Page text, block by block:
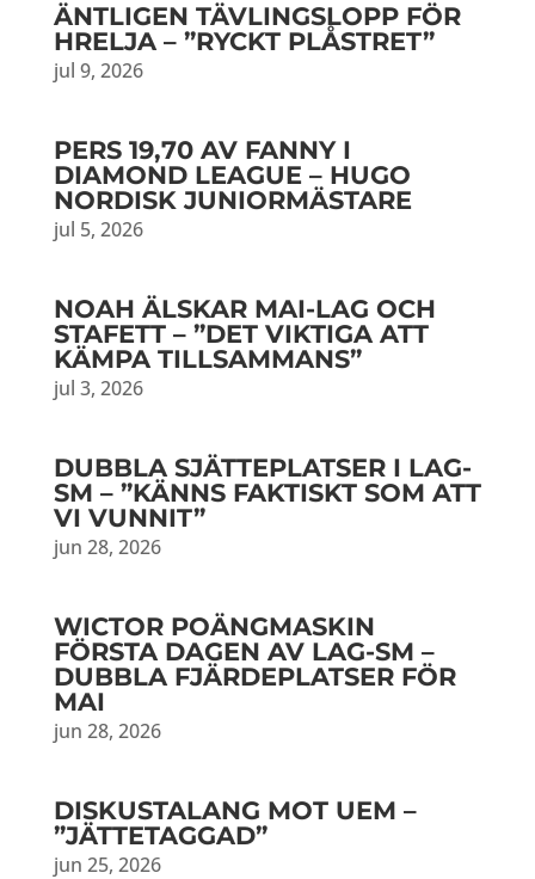
ÄNTLIGEN TÄVLINGSLOPP FÖR
HRELJA – ”RYCKT PLÅSTRET”
jul 9, 2026
PERS 19,70 AV FANNY I
DIAMOND LEAGUE – HUGO
NORDISK JUNIORMÄSTARE
jul 5, 2026
NOAH ÄLSKAR MAI-LAG OCH
STAFETT – ”DET VIKTIGA ATT
KÄMPA TILLSAMMANS”
jul 3, 2026
DUBBLA SJÄTTEPLATSER I LAG-
SM – ”KÄNNS FAKTISKT SOM ATT
VI VUNNIT”
jun 28, 2026
WICTOR POÄNGMASKIN
FÖRSTA DAGEN AV LAG-SM –
DUBBLA FJÄRDEPLATSER FÖR
MAI
jun 28, 2026
DISKUSTALANG MOT UEM –
”JÄTTETAGGAD”
jun 25, 2026